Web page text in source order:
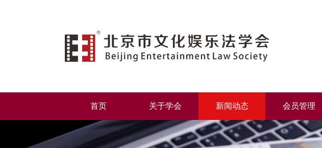
首页 关于学会 新闻动态 会员管理